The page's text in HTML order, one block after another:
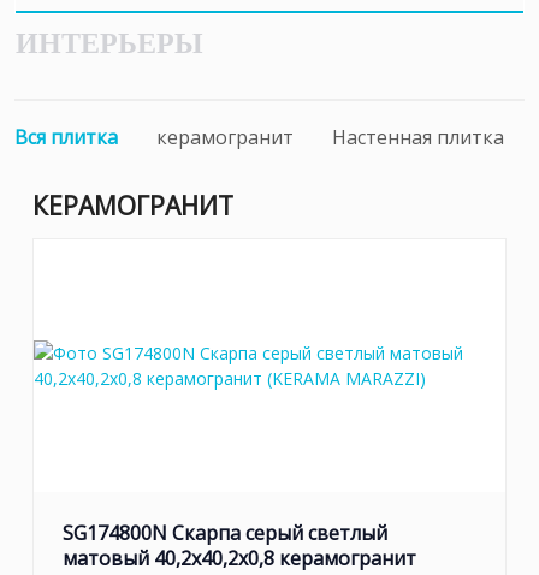
ИНТЕРЬЕРЫ
Вся плитка керамогранит Настенная плитка
КЕРАМОГРАНИТ
SG174800N Скарпа серый светлый
матовый 40,2x40,2x0,8 керамогранит